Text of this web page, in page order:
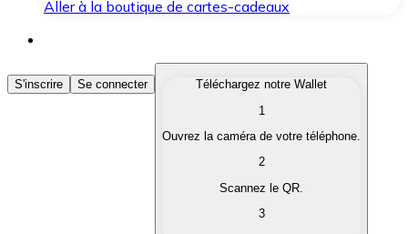
Aller à la boutique de cartes-cadeaux
Acheter des Cryptomonnaies
Achetez les cryptomonnaies qui vous intéressent
Convertissez vos cryptomonnaies en monnaie
S'inscrire Se connecter
Téléchargez notre Wallet
1
Ouvrez la caméra de votre téléphone.
2
Scannez le QR.
3